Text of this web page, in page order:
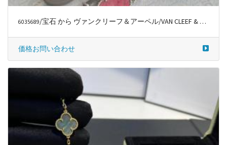
6035689/宝石 から ヴァンクリーフ＆アーペル/VAN CLEEF & ARPELS